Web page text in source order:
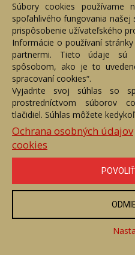
Číslo
Cena:
Súbory cookies používame
spoľahlivého fungovania našej
prispôsobenie užívateľského
Informácie o používaní
partnermi. Tieto údaje sú
spôsobom, ako je to
spracovaní cookies“.
Vyjadrite svoj súhlas so
prostredníctvom súborov
tlačidiel. Súhlas môžete
Ochrana osobných údajov
cookies